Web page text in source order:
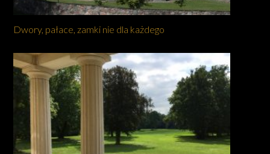
Dwory, pałace, zamki nie dla każdego